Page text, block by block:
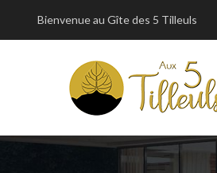
Bienvenue au Gîte des 5 Tilleuls